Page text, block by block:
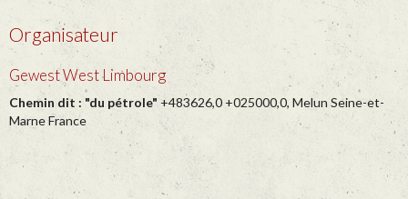
Organisateur
Gewest West Limbourg
Chemin dit : "du pétrole" +483626,0 +025000,0, Melun Seine-et-
Marne France